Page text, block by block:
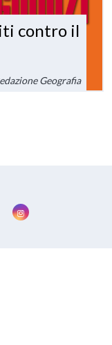
contro il
Geografia